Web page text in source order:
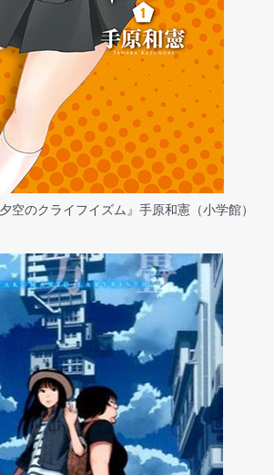
空のクライフイズム』手原和憲（小学館）